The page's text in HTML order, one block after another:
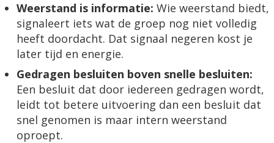
Weerstand is informatie: Wie weerstand biedt,
signaleert iets wat de groep nog niet volledig
heeft doordacht. Dat signaal negeren kost je
later tijd en energie.
Gedragen besluiten boven snelle besluiten:
Een besluit dat door iedereen gedragen wordt,
leidt tot betere uitvoering dan een besluit dat
snel genomen is maar intern weerstand
oproept.